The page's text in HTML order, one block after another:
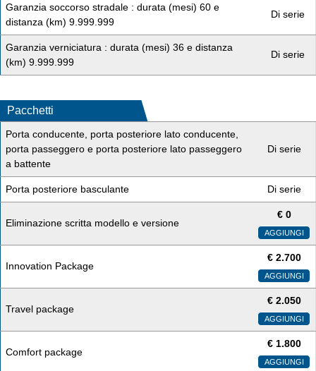
Garanzia soccorso stradale : durata (mesi) 60 e
distanza (km) 9.999.999
Di serie
Garanzia verniciatura : durata (mesi) 36 e distanza
(km) 9.999.999
Di serie
Pacchetti
Porta conducente, porta posteriore lato conducente,
porta passeggero e porta posteriore lato passeggero
a battente
Di serie
Porta posteriore basculante Di serie
Eliminazione scritta modello e versione
€ 0
AGGIUNGI
Innovation Package
€ 2.700
AGGIUNGI
Travel package
€ 2.050
AGGIUNGI
Comfort package
€ 1.800
AGGIUNGI